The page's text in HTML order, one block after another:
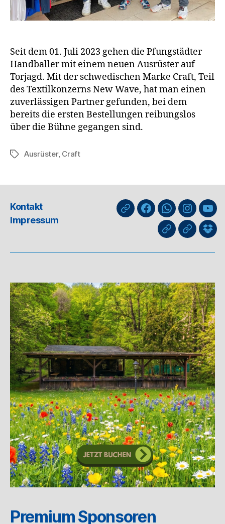
Seit dem 01. Juli 2023 gehen die Pfungstädter
Handballer mit einem neuen Ausrüster auf
Torjagd. Mit der schwedischen Marke Craft, Teil
des Textilkonzerns New Wave, hat man einen
zuverlässigen Partner gefunden, bei dem
bereits die ersten Bestellungen reibungslos
über die Bühne gegangen sind.
Schlagwörter
Ausrüster, Craft
Kontakt
Impressum
nuLigaFacebookWhatsApp-
Kanal
GIPHYThreads
Premium Sponsoren